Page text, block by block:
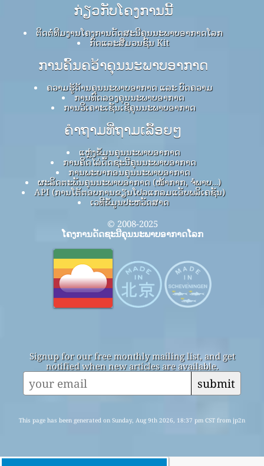
ກ່ຽວກັບໂຄງການນີ້
ຕິດຕໍ່ທີມງານໂຄງການດັດສະນີຄຸນນະພາບອາກາດໂລກ
ກົດ​ແລະ​ສື່​ມວນ​ຊົນ Kit
ການຄົ້ນຄວ້າຄຸນນະພາບອາກາດ
ຄວາມຮູ້ດ້ານຄຸນນະພາບອາກາດ ແລະ ບົດຄວາມ
ການທົດລອງຄຸນນະພາບອາກາດ
ການວິເຄາະເຊັນເຊີຄຸນນະພາບອາກາດ
ຄໍາຖາມທີ່ຖາມເລື້ອຍໆ
ແຫຼ່ງຂໍ້ມູນຄຸນນະພາບອາກາດ
ການຄິດໄລ່ດັດຊະນີຄຸນນະພາບອາກາດ
ການພະຍາກອນຄຸນນະພາບອາກາດ
ຜະລິດຕະພັນຄຸນນະພາບອາກາດ (ໜ້າກາກ, ຈໍພາບ…)
API (ການໂຕ້ຕອບການຂຽນໂປລແກລມແອັບພລິເຄຊັນ)
ເວທີຂໍ້ມູນປະຫວັດສາດ
© 2008-2025
ໂຄງການດັດຊະນີຄຸນນະພາບອາກາດໂລກ
Signup for our free monthly mailing list, and get
notified when new articles are available.
submit
This page has been generated on Sunday, Aug 9th 2026, 18:37 pm CST from jp2n